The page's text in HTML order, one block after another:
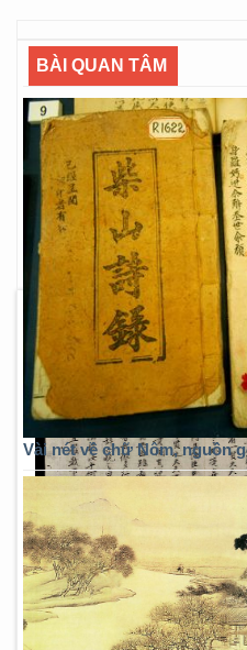
BÀI QUAN TÂM
Vài nét về chữ Nôm, nguồn